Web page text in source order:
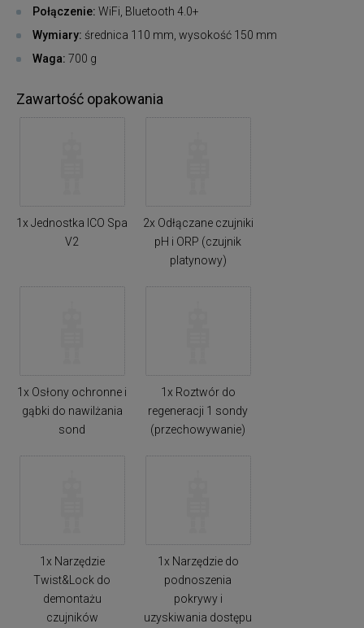
Połączenie: WiFi, Bluetooth 4.0+
Wymiary: średnica 110 mm, wysokość 150 mm
Waga: 700 g
Zawartość opakowania
1x Jednostka ICO Spa
V2
2x Odłączane czujniki
pH i ORP (czujnik
platynowy)
1x Osłony ochronne i
gąbki do nawilżania
sond
1x Roztwór do
regeneracji 1 sondy
(przechowywanie)
1x Narzędzie
Twist&Lock do
demontażu
czujników
1x Narzędzie do
podnoszenia
pokrywy i
uzyskiwania dostępu